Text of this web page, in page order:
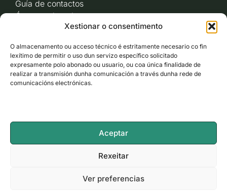
Xestionar o consentimento
O almacenamento ou acceso técnico é estritamente necesario co fin
lexítimo de permitir o uso dun servizo específico solicitado
expresamente polo abonado ou usuario, ou coa única finalidade de
realizar a transmisión dunha comunicación a través dunha rede de
comunicacións electrónicas.
Aceptar
Rexeitar
Ver preferencias
Guía de contactos
Órganos de goberno
Acceso a videoactas
xunta de goberno local
Imaxe corporativa
CARBALLO AO DÍA